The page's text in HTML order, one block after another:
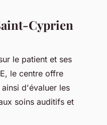
Cyprien
le patient et ses
le centre offre
d'évaluer les
soins auditifs et